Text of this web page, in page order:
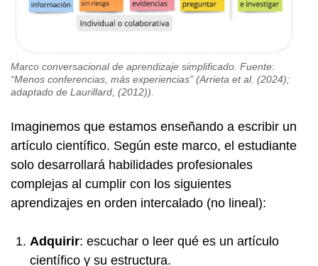
Marco conversacional de aprendizaje simplificado. Fuente:
“Menos conferencias, más experiencias” (Arrieta et al. (2024);
adaptado de Laurillard, (2012)).
Imaginemos que estamos enseñando a escribir un
artículo científico. Según este marco, el estudiante
solo desarrollará habilidades profesionales
complejas al cumplir con los siguientes
aprendizajes en orden intercalado (no lineal):
Adquirir: escuchar o leer qué es un artículo
científico y su estructura.